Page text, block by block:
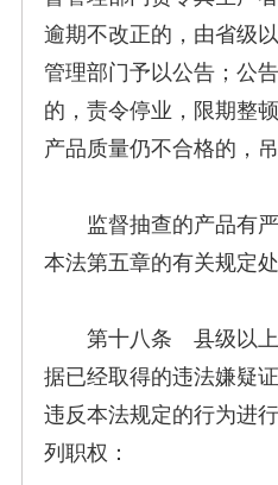
逾期不改正的，由省级
管理部门予以公告；公
的，责令停业，限期整
产品质量仍不合格的，
监督抽查的产品有严
本法第五章的有关规定处
第十八条 县级以上
据已经取得的违法嫌疑
违反本法规定的行为进
列职权：